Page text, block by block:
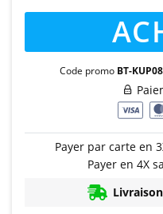
Code promo BT-KUP08
Payer par carte en
Payer en 4X